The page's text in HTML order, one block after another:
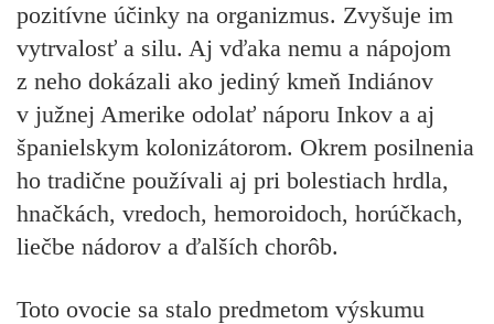
pozitívne účinky na organizmus. Zvyšuje im
vytrvalosť a silu. Aj vďaka nemu a nápojom
z neho dokázali ako jediný kmeň Indiánov
v južnej Amerike odolať náporu Inkov a aj
španielskym kolonizátorom. Okrem posilnenia
ho tradične používali aj pri bolestiach hrdla,
hnačkách, vredoch, hemoroidoch, horúčkach,
liečbe nádorov a ďalších chorôb.
Toto ovocie sa stalo predmetom výskumu